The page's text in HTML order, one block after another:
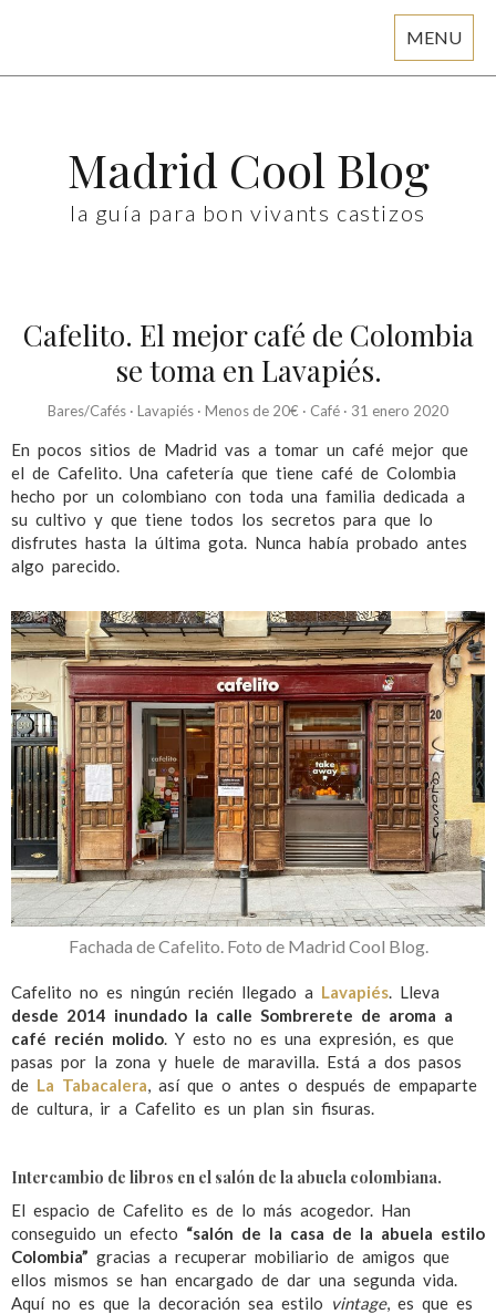
MENU
Madrid Cool Blog
la guía para bon vivants castizos
Cafelito. El mejor café de Colombia
se toma en Lavapiés.
Bares/Cafés · Lavapiés · Menos de 20€ · Café · 31 enero 2020
En pocos sitios de Madrid vas a tomar un café mejor que
el de Cafelito. Una cafetería que tiene café de Colombia
hecho por un colombiano con toda una familia dedicada a
su cultivo y que tiene todos los secretos para que lo
disfrutes hasta la última gota. Nunca había probado antes
algo parecido.
Fachada de Cafelito. Foto de Madrid Cool Blog.
Cafelito no es ningún recién llegado a Lavapiés . Lleva
desde 2014 inundado la calle Sombrerete de aroma a
café recién molido . Y esto no es una expresión, es que
pasas por la zona y huele de maravilla. Está a dos pasos
de La Tabacalera , así que o antes o después de empaparte
de cultura, ir a Cafelito es un plan sin fisuras.
Intercambio de libros en el salón de la abuela colombiana.
El espacio de Cafelito es de lo más acogedor. Han
conseguido un efecto “salón de la casa de la abuela estilo
Colombia” gracias a recuperar mobiliario de amigos que
ellos mismos se han encargado de dar una segunda vida.
Aquí no es que la decoración sea estilo vintage, es que es